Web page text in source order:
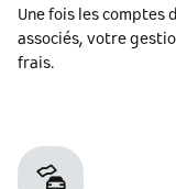
Une fois les
associés, votre
frais.